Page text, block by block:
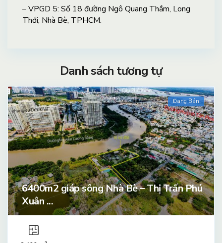
– VPGD 5: Số 18 đường Ngô Quang Thắm, Long
Thới, Nhà Bè, TPHCM.
Danh sách tương tự
Đang Bán
6400m2 giáp sông Nhà Bè – Thị Trấn Phú
Xuân ...